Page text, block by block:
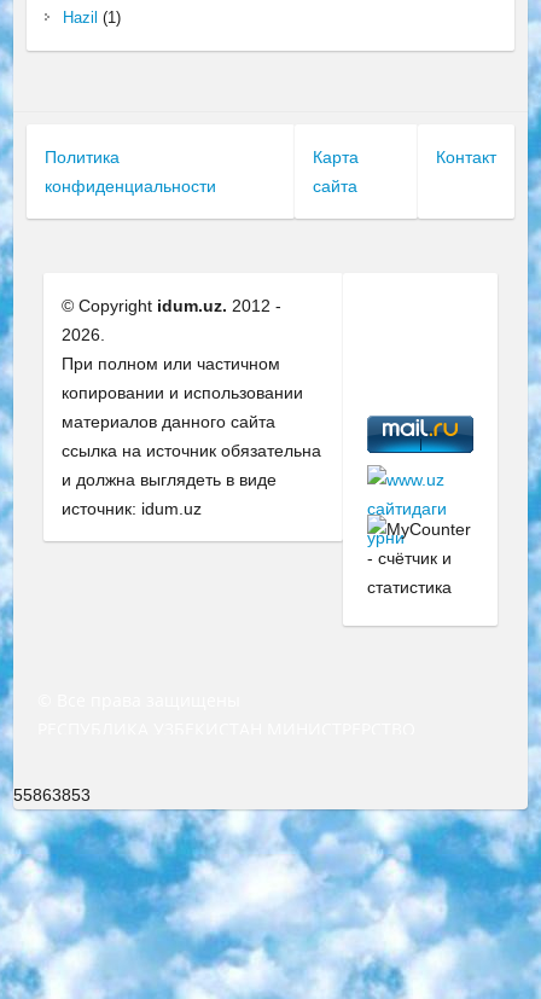
Hazil (1)
Политика
конфиденциальности
Карта
сайта
Контакт
© Copyright idum.uz. 2012 -
2026.
При полном или частичном
копировании и использовании
материалов данного сайта
ссылка на источник обязательна
и должна выглядеть в виде
источник: idum.uz
55863853